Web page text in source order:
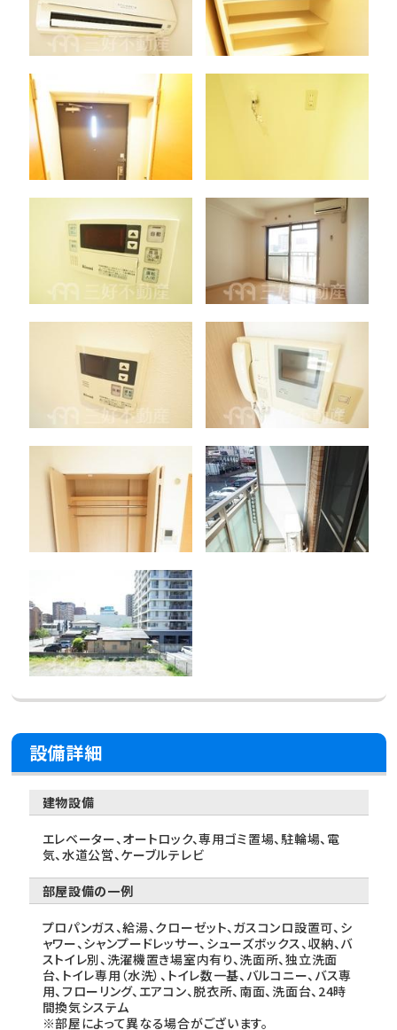
設備詳細
建物設備
エレベーター、オートロック、専用ゴミ置場、駐輪場、電
気、水道公営、ケーブルテレビ
部屋設備の一例
プロパンガス、給湯、クローゼット、ガスコンロ設置可、シ
ャワー、シャンプードレッサー、シューズボックス、収納、バ
ストイレ別、洗濯機置き場室内有り、洗面所、独立洗面
台、トイレ専用（水洗）、トイレ数一基、バルコニー、バス専
用、フローリング、エアコン、脱衣所、南面、洗面台、24時
間換気システム
※部屋によって異なる場合がございます。